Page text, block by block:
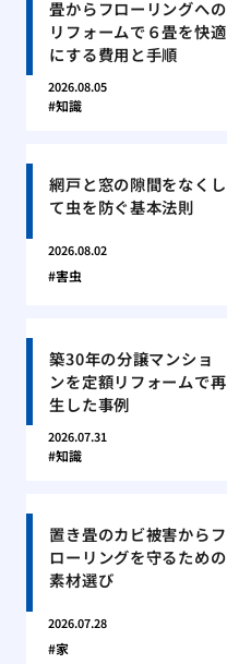
畳からフローリングへの
リフォームで６畳を快適
にする費用と手順
2026.08.05
知識
網戸と窓の隙間をなくし
て虫を防ぐ基本法則
2026.08.02
害虫
築30年の分譲マンショ
ンを定額リフォームで再
生した事例
2026.07.31
知識
置き畳のカビ被害からフ
ローリングを守るための
素材選び
2026.07.28
家